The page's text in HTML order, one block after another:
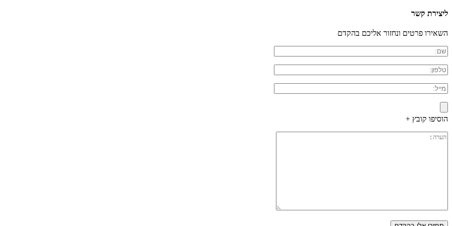
ליצירת קשר
השאירו פרטים ונחזור אליכם בהקדם
הוסיפו קובץ +